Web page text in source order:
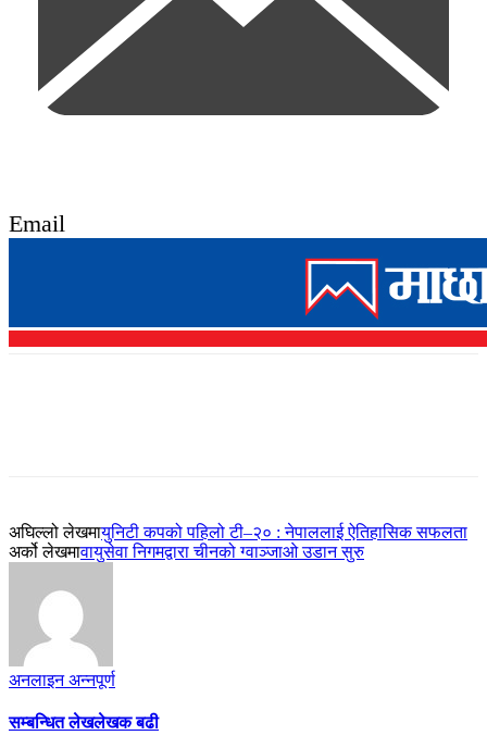
Email
अघिल्लो लेखमायुनिटी कपको पहिलो टी–२० : नेपाललाई ऐतिहासिक सफलता
अर्को लेखमावायुसेवा निगमद्वारा चीनको ग्वाञ्जाओ उडान सुरु
अनलाइन अन्नपूर्ण
सम्बन्धित लेखलेखक बढी